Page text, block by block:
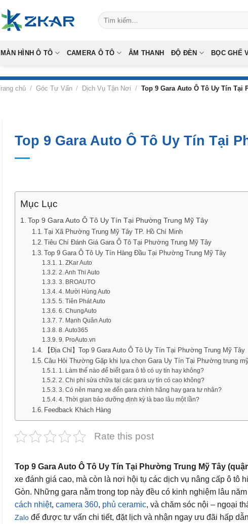
to
content
Tìm
kiếm:
MÀN HÌNH Ô TÔ CAMERA Ô TÔ ÂM THANH ĐỘ ĐÈN BỌC GHẾ
chủ / Góc Tư Vấn / Dịch Vụ Tận Nơi / Top 9 Gara Auto Ô Tô Uy Tín Tại
Top 9 Gara Auto Ô Tô Uy Tín Tại
Mục Lục
Top 9 Gara Auto Ô Tô Uy Tín Tại Phường Trung Mỹ Tây
Tại Xã Phường Trung Mỹ Tây TP. Hồ Chí Minh
Tiêu Chí Đánh Giá Gara Ô Tô Tại Phường Trung Mỹ Tây
Top 9 Gara Ô Tô Uy Tín Hàng Đầu Tại Phường Trung Mỹ Tây
1. ZKar Auto
2. Anh Thi Auto
3. BROAUTO
4. Mười Hùng Auto
5. Tiên Phát Auto
6. ChungAuto
7. Mạnh Quân Auto
8. Auto365
9. ProAuto.vn
【Địa Chỉ】Top 9 Gara Auto Ô Tô Uy Tín Tại Phường Trung Mỹ Tây
Câu Hỏi Thường Gặp khi lựa chọn Gara Uy Tín Tại Phường trung
1. Làm thế nào để biết gara ô tô có uy tín hay không?
2. Chi phí sửa chữa tại các gara uy tín có cao không?
3. Có nên mang xe đến gara chính hãng hay gara tư nhân?
4. Thời gian bảo dưỡng định kỳ là bao lâu một lần?
Feedback Khách Hàng
Rate this post
Top 9 Gara Auto Ô Tô Uy Tín Tại Phường Trung Mỹ Tây
xe đánh giá cao, mà còn là nơi hội tụ các dịch vụ nâng cấp ô tô
Gòn. Những gara nằm trong top này đều có kinh nghiệm lâu
cách nhiệt, camera 360, phủ ceramic, và chăm sóc nội – ngoại
Zalo để được tư vấn chi tiết, đặt lịch và nhận ngay ưu đãi hấp